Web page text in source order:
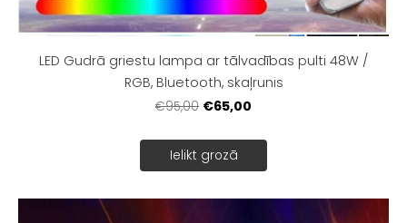
LED Gudrā griestu lampa ar tālvadības pulti 48W /
RGB, Bluetooth, skaļrunis
€95,00 €65,00
Ielikt grozā